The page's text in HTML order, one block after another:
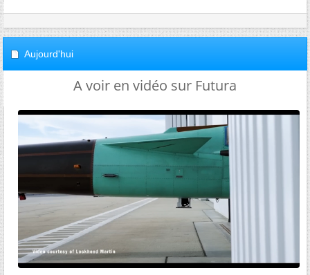
Aujourd'hui
A voir en vidéo sur Futura